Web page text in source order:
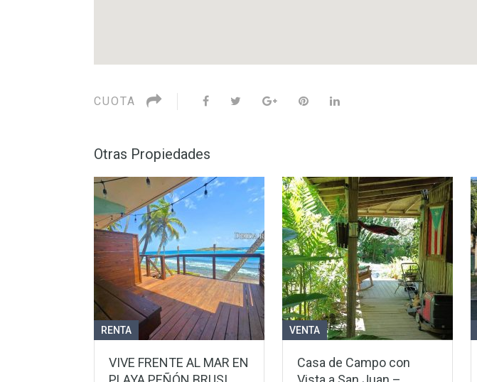
CUOTA
Otras Propiedades
RENTA
VIVE FRENTE AL MAR EN
VENTA
Casa de Campo con